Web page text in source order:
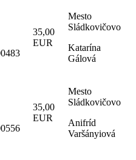
35,00
EUR
Mesto
Sládkovičovo
Katarína
Gálová
35,00
EUR
Mesto
Sládkovičovo
Anifríd
Varšányiová